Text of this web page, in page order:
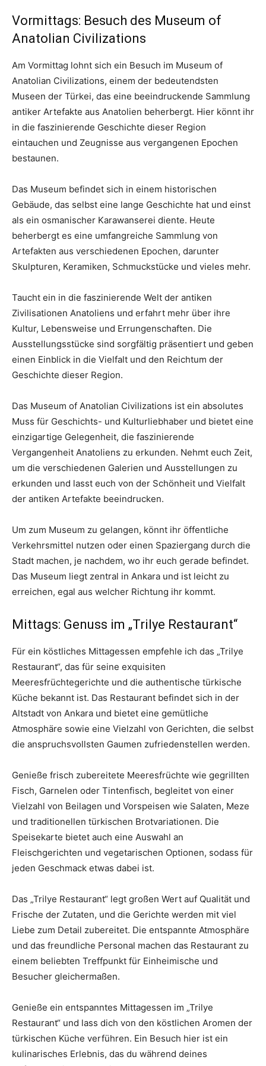
Vormittags: Besuch des Museum of
Anatolian Civilizations
Am Vormittag lohnt sich ein Besuch im Museum of
Anatolian Civilizations, einem der bedeutendsten
Museen der Türkei, das eine beeindruckende Sammlung
antiker Artefakte aus Anatolien beherbergt. Hier könnt ihr
in die faszinierende Geschichte dieser Region
eintauchen und Zeugnisse aus vergangenen Epochen
bestaunen.
Das Museum befindet sich in einem historischen
Gebäude, das selbst eine lange Geschichte hat und einst
als ein osmanischer Karawanserei diente. Heute
beherbergt es eine umfangreiche Sammlung von
Artefakten aus verschiedenen Epochen, darunter
Skulpturen, Keramiken, Schmuckstücke und vieles mehr.
Taucht ein in die faszinierende Welt der antiken
Zivilisationen Anatoliens und erfahrt mehr über ihre
Kultur, Lebensweise und Errungenschaften. Die
Ausstellungsstücke sind sorgfältig präsentiert und geben
einen Einblick in die Vielfalt und den Reichtum der
Geschichte dieser Region.
Das Museum of Anatolian Civilizations ist ein absolutes
Muss für Geschichts- und Kulturliebhaber und bietet eine
einzigartige Gelegenheit, die faszinierende
Vergangenheit Anatoliens zu erkunden. Nehmt euch Zeit,
um die verschiedenen Galerien und Ausstellungen zu
erkunden und lasst euch von der Schönheit und Vielfalt
der antiken Artefakte beeindrucken.
Um zum Museum zu gelangen, könnt ihr öffentliche
Verkehrsmittel nutzen oder einen Spaziergang durch die
Stadt machen, je nachdem, wo ihr euch gerade befindet.
Das Museum liegt zentral in Ankara und ist leicht zu
erreichen, egal aus welcher Richtung ihr kommt.
Mittags: Genuss im „Trilye Restaurant“
Für ein köstliches Mittagessen empfehle ich das „Trilye
Restaurant“, das für seine exquisiten
Meeresfrüchtegerichte und die authentische türkische
Küche bekannt ist. Das Restaurant befindet sich in der
Altstadt von Ankara und bietet eine gemütliche
Atmosphäre sowie eine Vielzahl von Gerichten, die selbst
die anspruchsvollsten Gaumen zufriedenstellen werden.
Genieße frisch zubereitete Meeresfrüchte wie gegrillten
Fisch, Garnelen oder Tintenfisch, begleitet von einer
Vielzahl von Beilagen und Vorspeisen wie Salaten, Meze
und traditionellen türkischen Brotvariationen. Die
Speisekarte bietet auch eine Auswahl an
Fleischgerichten und vegetarischen Optionen, sodass für
jeden Geschmack etwas dabei ist.
Das „Trilye Restaurant“ legt großen Wert auf Qualität und
Frische der Zutaten, und die Gerichte werden mit viel
Liebe zum Detail zubereitet. Die entspannte Atmosphäre
und das freundliche Personal machen das Restaurant zu
einem beliebten Treffpunkt für Einheimische und
Besucher gleichermaßen.
Genieße ein entspanntes Mittagessen im „Trilye
Restaurant“ und lass dich von den köstlichen Aromen der
türkischen Küche verführen. Ein Besuch hier ist ein
kulinarisches Erlebnis, das du während deines